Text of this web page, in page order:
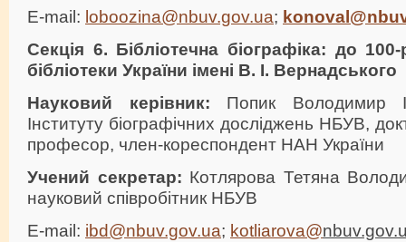
E-mail: loboozina@nbuv.gov.ua;
Секція 6. Бібліотечна біографіка: до
бібліотеки України імені В. І. Вернадського
Науковий керівник: Попик Володимир
Інституту біографічних досліджень НБУВ,
професор, член-кореспондент НАН України
Учений секретар: Котлярова Тетяна
науковий співробітник НБУВ
E-mail: ibd@nbuv.gov.ua; kotliarova@